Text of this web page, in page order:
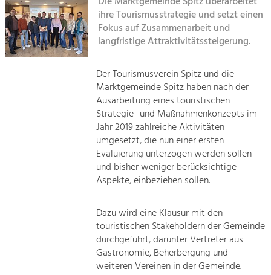
Kirchen am Fluss
Suche
Tourismus
Angebotsentwicklung und
Positionierung.
Kunst & Kultur
Handwerk, Wissenschaft und Forschung.
Soziales, Bildung &
Gleichberechtigung, Jugend und
Mobilität & Energie
erneuerbare Energie
Steigerung regionaler Wertschöpfung
ihre Tourismusstrategie und setzt einen
Fokus auf Zusammenarbeit und
langfristige Attraktivitätssteigerung.
Der Tourismusverein Spitz und die
Marktgemeinde Spitz haben nach der
Ausarbeitung eines touristischen
Strategie- und Maßnahmenkonzepts im
Jahr 2019 zahlreiche Aktivitäten
umgesetzt, die nun einer ersten
Evaluierung unterzogen werden sollen
und bisher weniger berücksichtige
Aspekte, einbeziehen sollen.
Dazu wird eine Klausur mit den
touristischen Stakeholdern der Gemeinde
durchgeführt, darunter Vertreter aus
Gastronomie, Beherbergung und
weiteren Vereinen in der Gemeinde.